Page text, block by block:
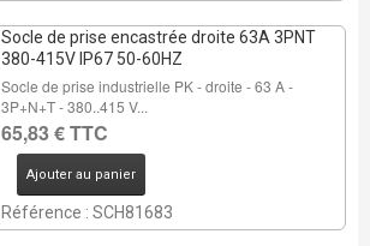
Socle de prise encastrée droite 63A 3PNT
380-415V IP67 50-60HZ
Socle de prise industrielle PK - droite - 63 A -
3P+N+T - 380..415 V...
65,83 € TTC
Ajouter au panier
Référence : SCH81683